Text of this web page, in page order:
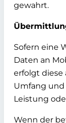
gewahrt.
Sofern eine
Daten an
erfolgt diese
Umfang
Leistung
Wenn der